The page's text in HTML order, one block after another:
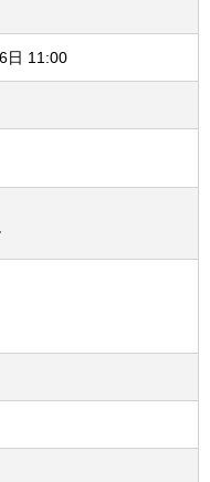
日 11:00